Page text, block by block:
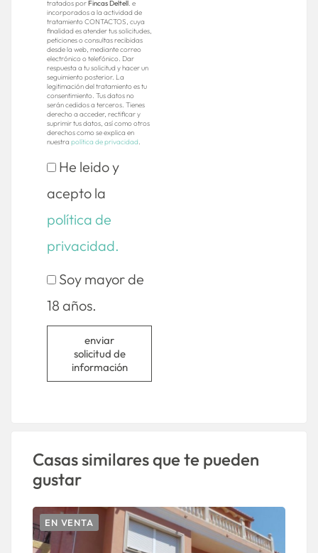
tratados porFincas Deltell. e
incorporados a la actividad de
tratamiento CONTACTOS, cuya
finalidad es atender tus solicitudes,
peticiones o consultas recibidas
desde la web, mediante correo
electrónico o telefónico. Dar
respuesta a tu solicitud y hacer un
seguimiento posterior. La
legitimación del tratamiento es tu
consentimiento. Tus datos no
serán cedidos a terceros. Tienes
derecho a acceder, rectificar y
suprimir tus datos, así como otros
derechos como se explica en
nuestra política de privacidad.
He leido y
acepto la
política de
privacidad.
Soy mayor de
18 años.
enviar
solicitud de
información
Casas similares que te pueden
gustar
EN VENTA